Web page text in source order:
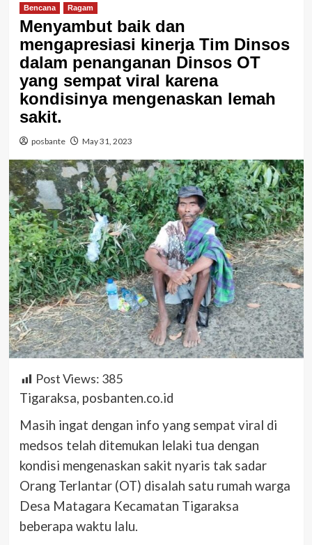
Bencana Ragam
Menyambut baik dan
mengapresiasi kinerja Tim Dinsos
dalam penanganan Dinsos OT
yang sempat viral karena
kondisinya mengenaskan lemah
sakit.
posbante May 31, 2023
Post Views: 385
Tigaraksa, posbanten.co.id
Masih ingat dengan info yang sempat viral di
medsos telah ditemukan lelaki tua dengan
kondisi mengenaskan sakit nyaris tak sadar
Orang Terlantar (OT) disalah satu rumah warga
Desa Matagara Kecamatan Tigaraksa
beberapa waktu lalu.